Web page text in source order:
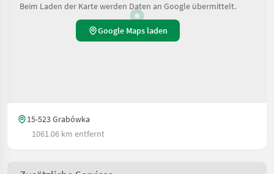
Beim Laden der Karte werden Daten an Google übermittelt.
Google Maps laden
15-523 Grabówka
1061.06 km entfernt